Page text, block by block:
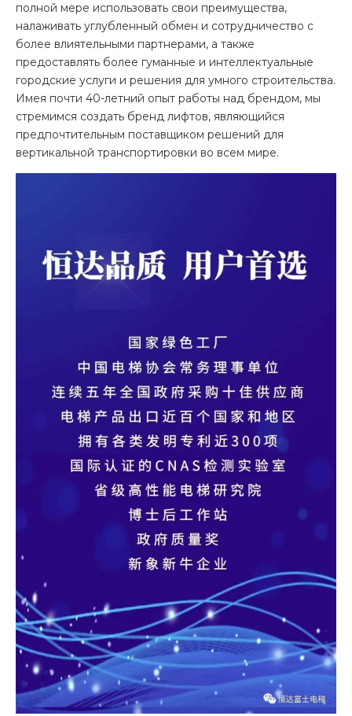
полной мере использовать свои преимущества,
налаживать углубленный обмен и сотрудничество с
более влиятельными партнерами, а также
предоставлять более гуманные и интеллектуальные
городские услуги и решения для умного строительства.
Имея почти 40-летний опыт работы над брендом, мы
стремимся создать бренд лифтов, являющийся
предпочтительным поставщиком решений для
вертикальной транспортировки во всем мире.